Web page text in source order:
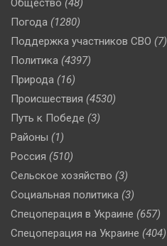
Общество (48)
Погода (1280)
Поддержка участников СВО (7)
Политика (4397)
Природа (16)
Происшествия (4530)
Путь к Победе (3)
Районы (1)
Россия (510)
Сельское хозяйство (3)
Социальная политика (3)
Спецоперация в Украине (657)
Спецоперация на Украине (404)